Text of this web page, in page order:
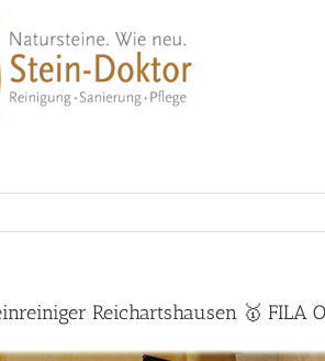
Reichartshausen 🥇 FILA